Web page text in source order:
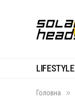
LIFESTYLE
Головна »